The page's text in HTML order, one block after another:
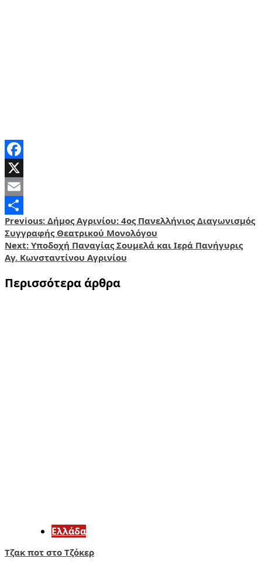
Facebook
X
Email
Share
Post
navigation
Previous: Δήμος Αγρινίου: 4ος Πανελλήνιος Διαγωνισμός
Συγγραφής Θεατρικού Μονολόγου
Next: Υποδοχή Παναγίας Σουμελά και Ιερά Πανήγυρις
Αγ. Κωνσταντίνου Αγρινίου
Περισσότερα άρθρα
Ελλάδα
Τζακ ποτ στο Τζόκερ